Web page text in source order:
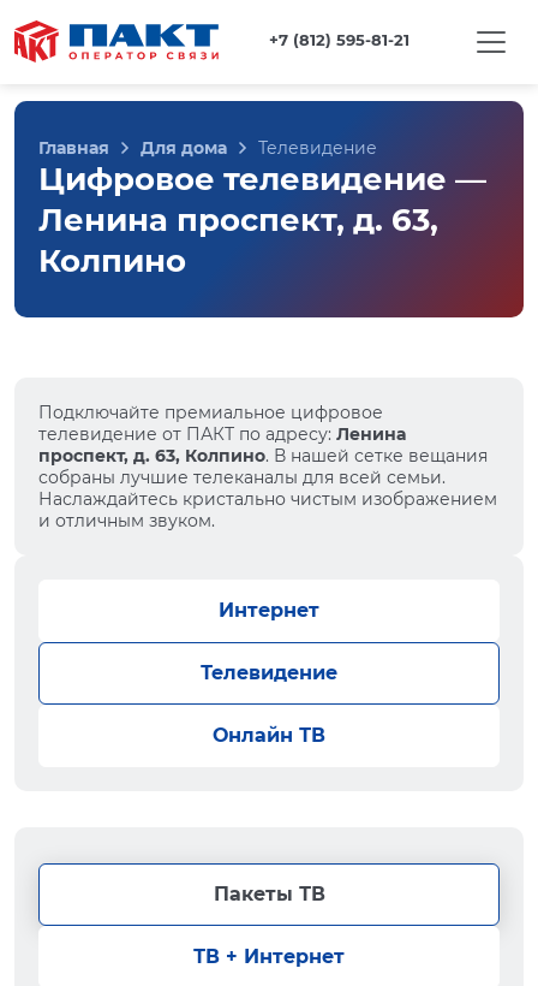
+7 (812) 595-81-21
Главная Для дома Телевидение
Цифровое телевидение —
Ленина проспект, д. 63,
Колпино
Подключайте премиальное цифровое
телевидение от ПАКТ по адресу: Ленина
проспект, д. 63, Колпино. В нашей сетке вещания
собраны лучшие телеканалы для всей семьи.
Наслаждайтесь кристально чистым изображением
и отличным звуком.
Интернет
Телевидение
Онлайн ТВ
Пакеты ТВ
ТВ + Интернет